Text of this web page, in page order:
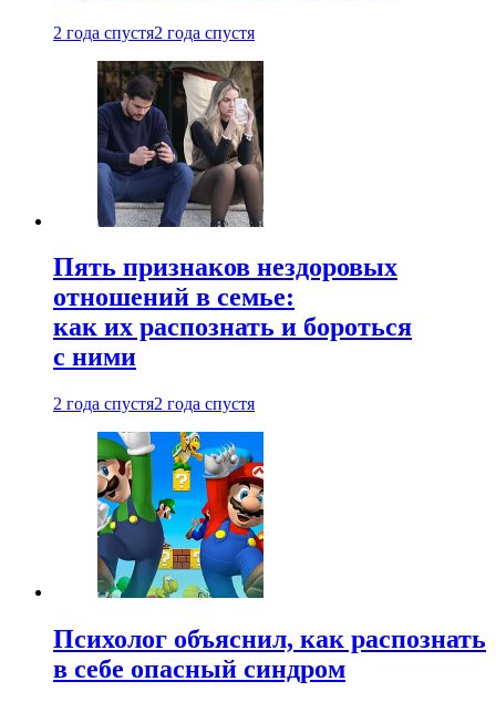
2 года спустя2 года спустя
Пять признаков нездоровых
отношений в семье:
как их распознать и бороться
с ними
2 года спустя2 года спустя
Психолог объяснил, как распознать
в себе опасный синдром